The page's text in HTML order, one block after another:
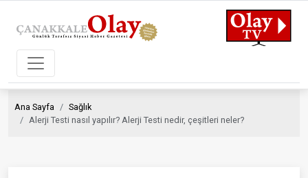
Ana Sayfa
Sağlık
Alerji Testi nasıl yapılır? Alerji Testi nedir, çeşitleri neler?